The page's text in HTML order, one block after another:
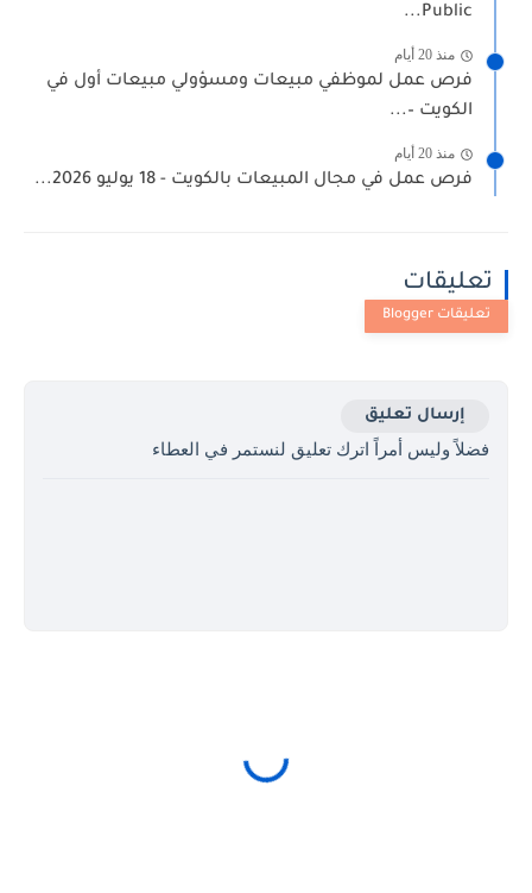
Public...
منذ 20 أيام
فرص عمل لموظفي مبيعات ومسؤولي مبيعات أول في
الكويت –...
منذ 20 أيام
فرص عمل في مجال المبيعات بالكويت - 18 يوليو 2026...
تعليقات
إرسال تعليق
فضلاً وليس أمراً اترك تعليق لنستمر في العطاء